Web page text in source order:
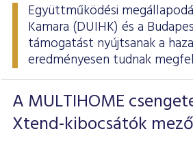
Együttműködési
Kamara (DUIHK) és a
támogatást nyújtsanak a
eredményesen tudnak
A MULTIHOME
Xtend-kibocsátók